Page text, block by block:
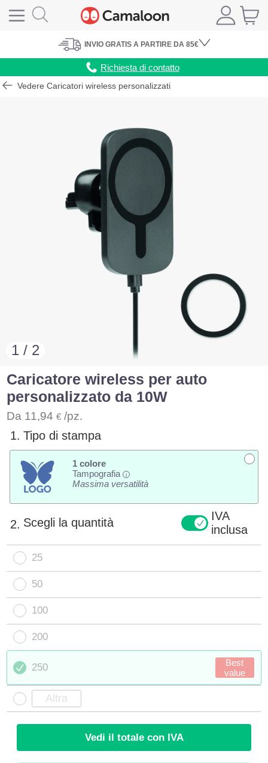
INVIO GRATIS A PARTIRE DA 85€
Richiesta di contatto
Vedere Caricatori wireless personalizzati
1 / 2
Caricatore wireless per auto
personalizzato da 10W
Da 11,94 € /pz.
1. Tipo di stampa
1 colore
Tampografia
i
Massima versatilità
2. Scegli la quantità
IVA
inclusa
25
50
100
200
250
Best
value
Vedi il totale con IVA